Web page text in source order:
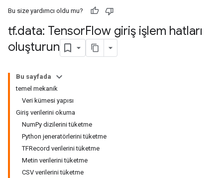
Bu size yardımcı oldu mu?
tf.data: TensorFlow giriş işlem hatları
oluşturun
Bu sayfada
temel mekanik
Veri kümesi yapısı
Giriş verilerini okuma
NumPy dizilerini tüketme
Python jeneratörlerini tüketme
TFRecord verilerini tüketme
Metin verilerini tüketme
CSV verilerini tüketme